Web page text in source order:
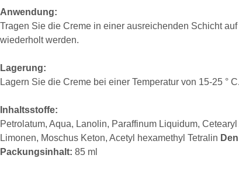
Anwendung:
Tragen Sie die Creme in einer ausreichenden Schicht
wiederholt werden.
Lagerung:
Lagern Sie die Creme bei einer Temperatur von 15-25 °
Inhaltsstoffe:
Petrolatum, Aqua, Lanolin, Paraffinum Liquidum,
Limonen, Moschus Keton, Acetyl hexamethyl Tetralin
Packungsinhalt: 85 ml